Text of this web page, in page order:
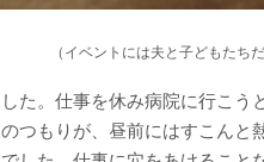
（イベントには夫と子どもたち
た。仕事を休み病院に行こ
つもりが、昼前にはすこんと